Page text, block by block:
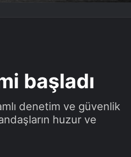
başladı
denetim ve güvenlik
huzur ve